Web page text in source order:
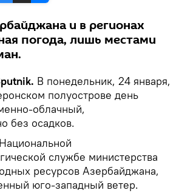
и в регионах
погода, лишь местами
В понедельник, 24 января,
полуострове день
облачный,
без осадков.
службе министерства
ресурсов Азербайджана,
юго-западный ветер.